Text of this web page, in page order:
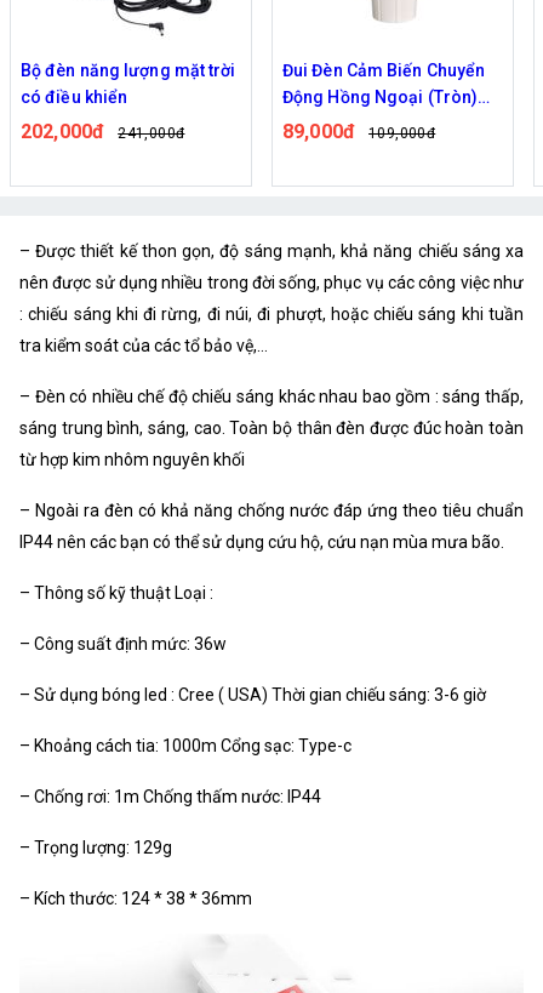
Bộ đèn năng lượng mặt trời
có điều khiển
202,000đ 241,000đ
Đui Đèn Cảm Biến Chuyển
Động Hồng Ngoại (Tròn)
Nối Đui E27
89,000đ 109,000đ
– Được thiết kế thon gọn, độ sáng mạnh, khả năng chiếu sáng xa
nên được sử dụng nhiều trong đời sống, phục vụ các công việc như
: chiếu sáng khi đi rừng, đi núi, đi phượt, hoặc chiếu sáng khi tuần
tra kiểm soát của các tổ bảo vệ,…
– Đèn có nhiều chế độ chiếu sáng khác nhau bao gồm : sáng thấp,
sáng trung bình, sáng, cao. Toàn bộ thân đèn được đúc hoàn toàn
từ hợp kim nhôm nguyên khối
– Ngoài ra đèn có khả năng chống nước đáp ứng theo tiêu chuẩn
IP44 nên các bạn có thể sử dụng cứu hộ, cứu nạn mùa mưa bão.
– Thông số kỹ thuật Loại :
– Công suất định mức: 36w
– Sử dụng bóng led : Cree ( USA) Thời gian chiếu sáng: 3-6 giờ
– Khoảng cách tia: 1000m Cổng sạc: Type-c
– Chống rơi: 1m Chống thấm nước: IP44
– Trọng lượng: 129g
– Kích thước: 124 * 38 * 36mm